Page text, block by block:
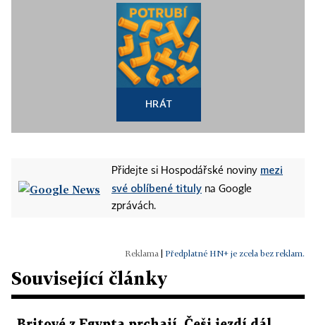
HRÁT
Přidejte si Hospodářské noviny mezi
své oblíbené tituly na Google
zprávách.
Předplatné HN+ je zcela bez reklam.
Související články